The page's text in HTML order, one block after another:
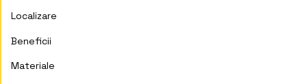
Localizare
Beneficii
Materiale